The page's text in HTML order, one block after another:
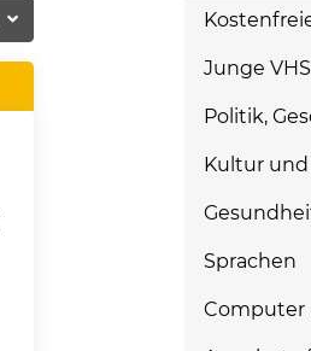
Junge VHS
Politik,
Kultur
Sprachen
Computer